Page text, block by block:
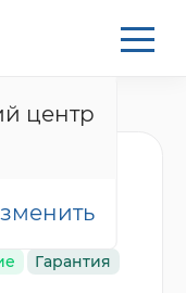
центр
Atlas, II
Гарантия